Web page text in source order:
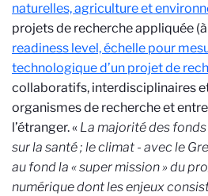
naturelles, agriculture et
projets de recherche appliquée (à
readiness level, échelle pour
technologique d’un projet de
collaboratifs, interdisciplinaires
organismes de recherche et
l’étranger. « La majorité des
sur la santé ; le climat - avec le
au fond la « super mission » du
numérique dont les enjeux